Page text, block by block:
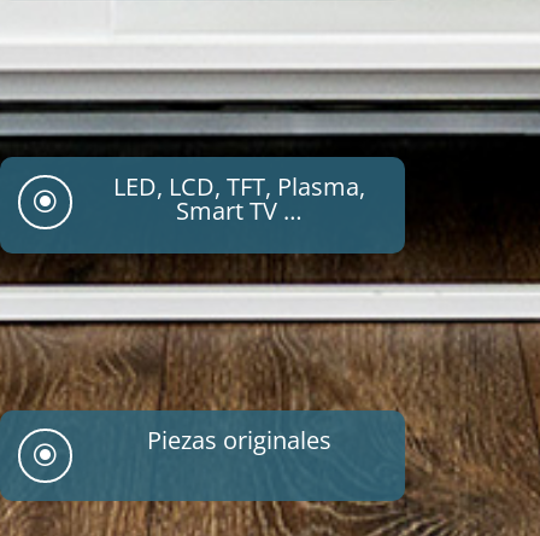
\ LED, LCD, TFT, Plasma,
Smart TV …
\ Piezas originales